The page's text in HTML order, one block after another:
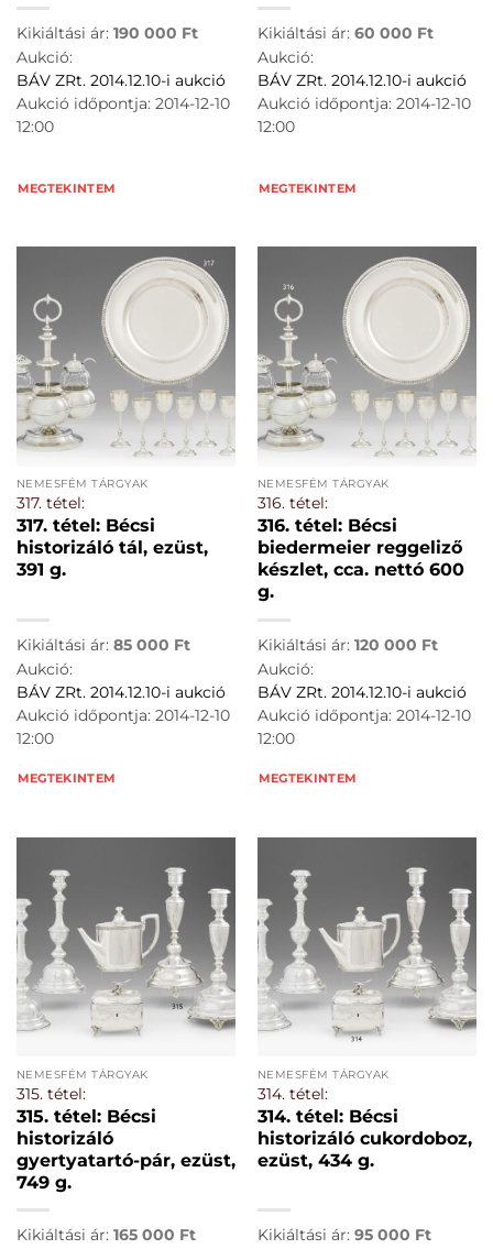
Kikiáltási ár: 190 000 Ft
Aukció:
BÁV ZRt. 2014.12.10-i aukció
Aukció időpontja: 2014-12-10
12:00
MEGTEKINTEM
Kikiáltási ár: 60 000 Ft
Aukció:
BÁV ZRt. 2014.12.10-i aukció
Aukció időpontja: 2014-12-10
12:00
MEGTEKINTEM
NEMESFÉM TÁRGYAK
317. tétel:
317. tétel: Bécsi
historizáló tál, ezüst,
391 g.
Kikiáltási ár: 85 000 Ft
Aukció:
BÁV ZRt. 2014.12.10-i aukció
Aukció időpontja: 2014-12-10
12:00
MEGTEKINTEM
NEMESFÉM TÁRGYAK
316. tétel:
316. tétel: Bécsi
biedermeier reggeliző
készlet, cca. nettó 600
g.
Kikiáltási ár: 120 000 Ft
Aukció:
BÁV ZRt. 2014.12.10-i aukció
Aukció időpontja: 2014-12-10
12:00
MEGTEKINTEM
NEMESFÉM TÁRGYAK
315. tétel:
315. tétel: Bécsi
historizáló
gyertyatartó-pár, ezüst,
749 g.
Kikiáltási ár: 165 000 Ft
NEMESFÉM TÁRGYAK
314. tétel:
314. tétel: Bécsi
historizáló cukordoboz,
ezüst, 434 g.
Kikiáltási ár: 95 000 Ft